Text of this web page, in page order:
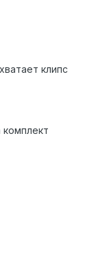
клипс